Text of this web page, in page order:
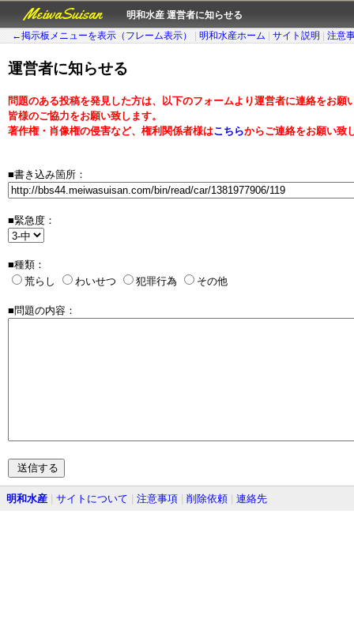
MeiwaSuisan
明和水産 運営者に知らせる
←掲示板メニューを表示（フレーム表示）
明和水産ホーム サイト説明 注意
運営者に知らせる
問題のある投稿を発見した方は、以下のフォームより運営者に連絡をお願
皆様のご協力をお願い致します。
著作権・肖像権の侵害など、権利関係者様はこちらからご連絡をお願い致
■書き込み箇所：
■緊急度：
■種類：
荒らし
わいせつ 犯罪行為 その他
■問題の内容：
明和水産 サイトについて 注意事項 削除依頼 連絡先